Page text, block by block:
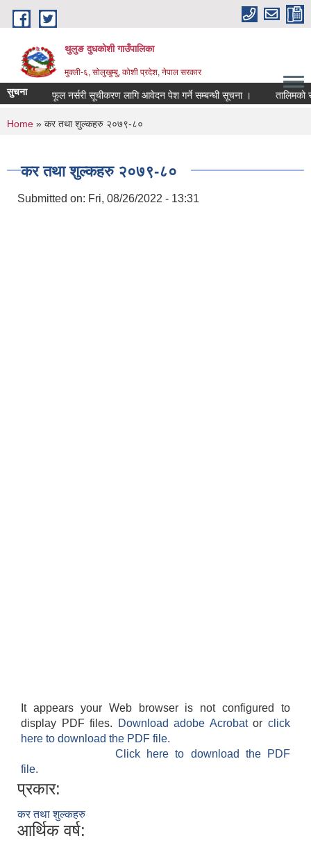
Skip to main content
थुलुङ दुधकोशी गाउँपालिका
मुक्ली-६, सोलुखुम्बु, कोशी प्रदेश, नेपाल सरकार
सुचना
निजि फलफूल नर्सरी सूचीकरण लागि आवेदन पेश गर्ने सम्बन्धी सूचना । तालिमको
You are here
Home » कर तथा शुल्कहरु २०७९-८०
कर तथा शुल्कहरु २०७९-८०
Submitted on: Fri, 08/26/2022 - 13:31
It appears your Web browser is not configured to
display PDF files.
Download adobe Acrobatorclick
here to download the PDF file.
Click here to download the PDF
file.
प्रकार:
कर तथा शुल्कहरु
आर्थिक वर्ष: